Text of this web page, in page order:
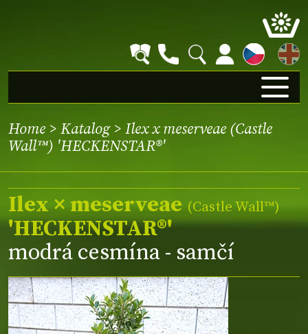
EN
Home > Katalog> Ilex x meserveae (Castle
Wall™) 'HECKENSTAR®'
Ilex × meserveae (Castle Wall™)
'HECKENSTAR®'
modrá cesmína - samčí